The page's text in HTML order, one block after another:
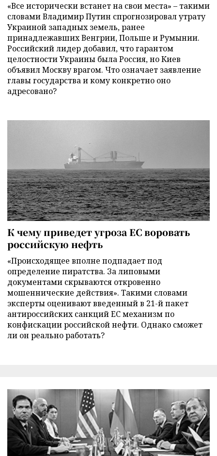
«Все исторически встанет на свои места» – такими
словами Владимир Путин спрогнозировал утрату
Украиной западных земель, ранее
принадлежавших Венгрии, Польше и Румынии.
Российский лидер добавил, что гарантом
целостности Украины была Россия, но Киев
объявил Москву врагом. Что означает заявление
главы государства и кому конкретно оно
адресовано?
К чему приведет угроза ЕС воровать
российскую нефть
«Происходящее вполне подпадает под
определение пиратства. За липовыми
документами скрываются откровенно
мошеннические действия». Такими словами
эксперты оценивают введенный в 21-й пакет
антироссийских санкций ЕС механизм по
конфискации российской нефти. Однако сможет
ли он реально работать?